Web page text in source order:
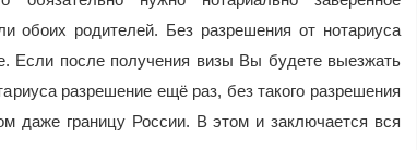
обоих родителей. Без разрешения от нотариуса
Если после получения визы Вы будете выезжать
разрешение ещё раз, без такого разрешения
даже границу России. В этом и заключается вся